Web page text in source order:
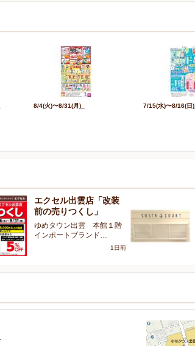
8/4(火)〜8/31(月)_ 7/15(水)〜8/16(日)_
エクセル出雲店「改装
前の売りつくし」
ゆめタウン出雲 本館１階
インポートブランド…
1日前